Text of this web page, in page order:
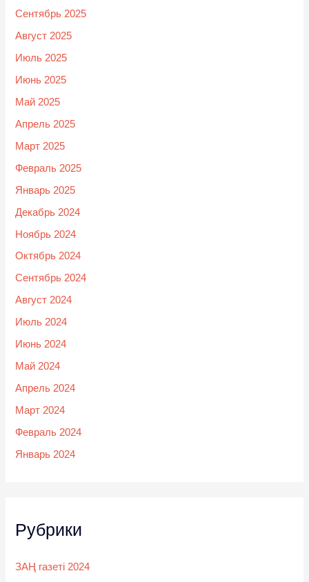
Сентябрь 2025
Август 2025
Июль 2025
Июнь 2025
Май 2025
Апрель 2025
Март 2025
Февраль 2025
Январь 2025
Декабрь 2024
Ноябрь 2024
Октябрь 2024
Сентябрь 2024
Август 2024
Июль 2024
Июнь 2024
Май 2024
Апрель 2024
Март 2024
Февраль 2024
Январь 2024
Рубрики
ЗАҢ газеті 2024